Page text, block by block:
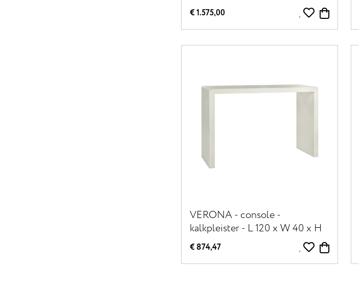
€ 1.575,00
VERONA - console -
kalkpleister - L 120 x W 40 x H
80 cm - gebroken wit
€ 874,47